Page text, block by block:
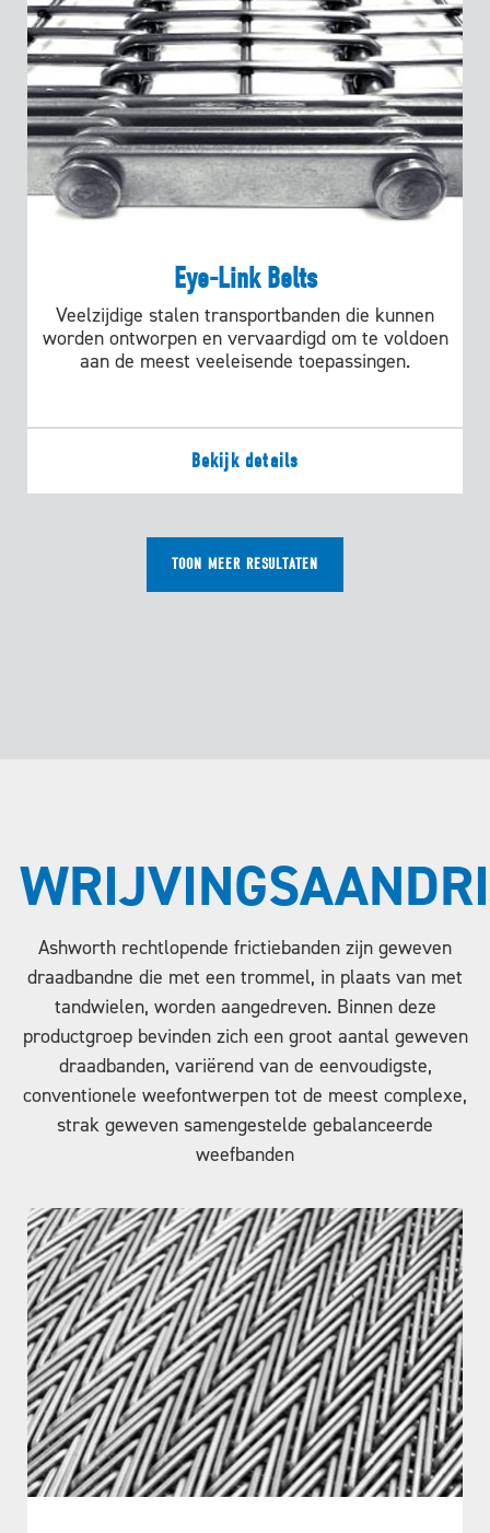
Eye-Link Belts
Veelzijdige stalen transportbanden die kunnen
worden ontworpen en vervaardigd om te voldoen
aan de meest veeleisende toepassingen.
Bekijk details
TOON MEER RESULTATEN
Ashworth rechtlopende frictiebanden zijn geweven
draadbandne die met een trommel, in plaats van met
tandwielen, worden aangedreven. Binnen deze
productgroep bevinden zich een groot aantal geweven
draadbanden, variërend van de eenvoudigste,
conventionele weefontwerpen tot de meest complexe,
strak geweven samengestelde gebalanceerde
weefbanden